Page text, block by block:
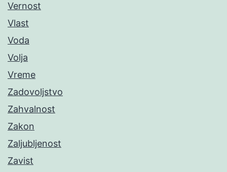
Vernost
Vlast
Voda
Volja
Vreme
Zadovoljstvo
Zahvalnost
Zakon
Zaljubljenost
Zavist